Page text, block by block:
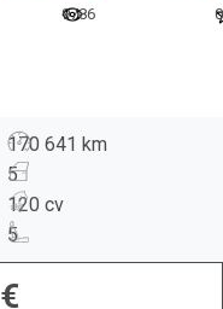
9786 0
170 641 km
5
120 cv
5
€